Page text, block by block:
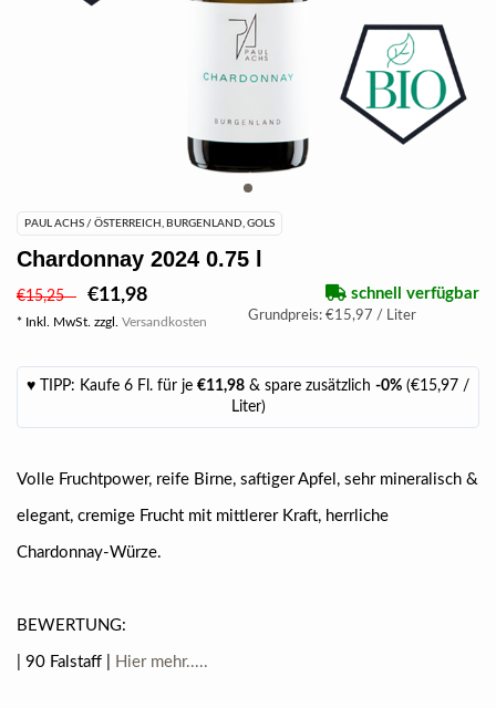
PAUL ACHS / ÖSTERREICH, BURGENLAND, GOLS
Chardonnay 2024 0.75 l
€15,25 €11,98
* Inkl. MwSt. zzgl. Versandkosten
schnell verfügbar
Grundpreis: €15,97 / Liter
♥ TIPP: Kaufe 6 Fl. für je €11,98 & spare zusätzlich -0% (€15,97 /
Liter)
Volle Fruchtpower, reife Birne, saftiger Apfel, sehr mineralisch &
elegant, cremige Frucht mit mittlerer Kraft, herrliche
Chardonnay-Würze.
BEWERTUNG:
| 90 Falstaff | Hier mehr.....